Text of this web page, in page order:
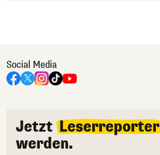
Social Media
Jetzt Leserreporter
werden.